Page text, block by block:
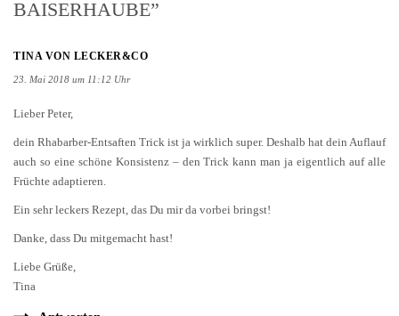
BAISERHAUBE”
TINA VON LECKER&CO
23. Mai 2018 um 11:12 Uhr
Lieber Peter,
dein Rhabarber-Entsaften Trick ist ja wirklich super. Deshalb hat dein Auflauf
auch so eine schöne Konsistenz – den Trick kann man ja eigentlich auf alle
Früchte adaptieren.
Ein sehr leckers Rezept, das Du mir da vorbei bringst!
Danke, dass Du mitgemacht hast!
Liebe Grüße,
Tina